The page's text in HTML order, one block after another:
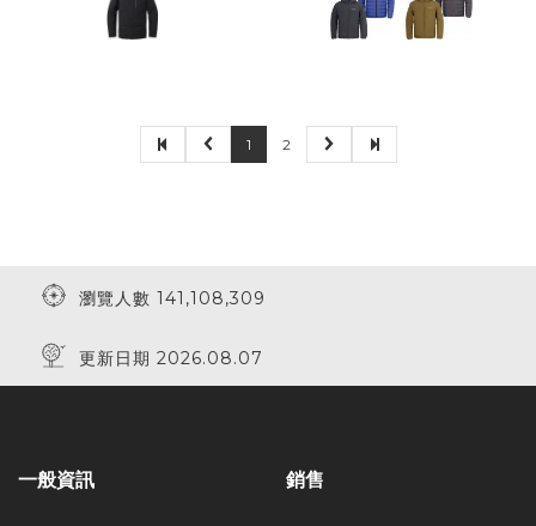
1 2
瀏覽人數 141,108,309
更新日期 2026.08.07
一般資訊 銷售